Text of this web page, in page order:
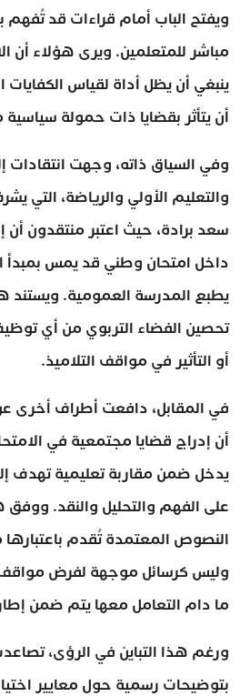
ويفتح الباب أمام قراءات قد تُفهم
مباشر للمتعلمين. ويرى هؤلاء أن
ينبغي أن يظل أداة لقياس الكفايات
أن يتأثر بقضايا ذات حمولة سياسية
وفي السياق ذاته، وجهت انتقادات
والتعليم الأولي والرياضة، التي
سعد برادة، حيث اعتبر منتقدون
داخل امتحان وطني قد يمس بمبدأ
يطبع المدرسة العمومية. ويستند
تحصين الفضاء التربوي من أي
أو التأثير في مواقف التلاميذ.
في المقابل، دافعت أطراف أخرى عن
أن إدراج قضايا مجتمعية في
يدخل ضمن مقاربة تعليمية تهدف
على الفهم والتحليل والنقد. ووفق
النصوص المعتمدة تُقدم باعتبارها
وليس كرسائل موجهة لفرض مواقف
ما دام التعامل معها يتم ضمن
ورغم هذا التباين في الرؤى،
بتوضيحات رسمية حول معايير